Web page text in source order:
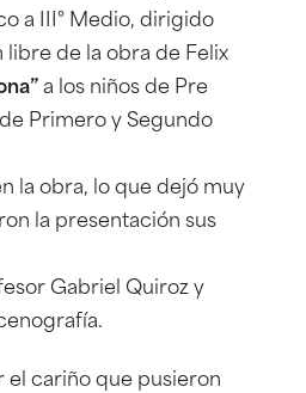
a III° Medio, dirigido
libre de la obra de Felix
a los niños de Pre
Primero y Segundo
la obra, lo que dejó muy
la presentación sus
Gabriel Quiroz y
el cariño que pusieron